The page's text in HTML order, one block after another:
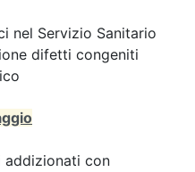
nel Servizio Sanitario
difetti congeniti
addizionati con